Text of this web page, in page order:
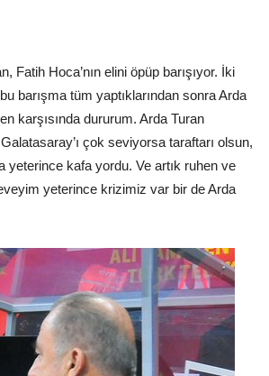
Hoca’nın elini öpüp barışıyor. İki
barışma tüm yaptıklarından sonra Arda
karşısında dururum. Arda Turan
çok seviyorsa taraftarı olsun,
yeterince kafa yordu. Ve artık ruhen ve
yeterince krizimiz var bir de Arda